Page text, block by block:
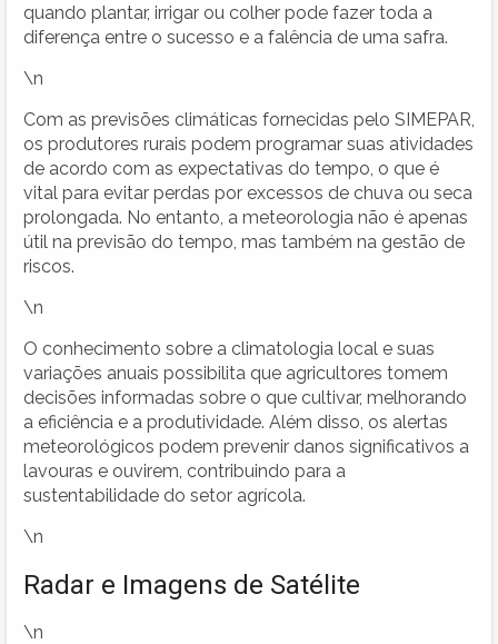
quando plantar, irrigar ou colher pode fazer toda a
diferença entre o sucesso e a falência de uma safra.
\n
Com as previsões climáticas fornecidas pelo SIMEPAR,
os produtores rurais podem programar suas atividades
de acordo com as expectativas do tempo, o que é
vital para evitar perdas por excessos de chuva ou seca
prolongada. No entanto, a meteorologia não é apenas
útil na previsão do tempo, mas também na gestão de
riscos.
\n
O conhecimento sobre a climatologia local e suas
variações anuais possibilita que agricultores tomem
decisões informadas sobre o que cultivar, melhorando
a eficiência e a produtividade. Além disso, os alertas
meteorológicos podem prevenir danos significativos a
lavouras e ouvirem, contribuindo para a
sustentabilidade do setor agrícola.
\n
Radar e Imagens de Satélite
\n